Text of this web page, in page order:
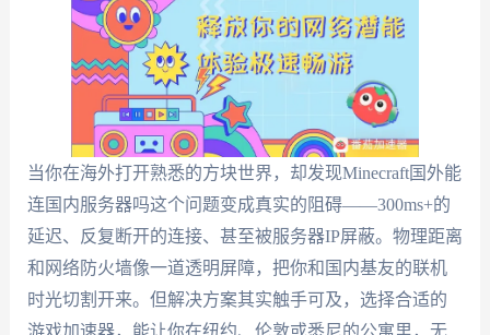
当你在海外打开熟悉的方块世界，却发现Minecraft国外能
连国内服务器吗这个问题变成真实的阻碍——300ms+的
延迟、反复断开的连接、甚至被服务器IP屏蔽。物理距离
和网络防火墙像一道透明屏障，把你和国内基友的联机
时光切割开来。但解决方案其实触手可及，选择合适的
游戏加速器，能让你在纽约、伦敦或悉尼的公寓里，无